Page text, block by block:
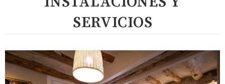
SERVICIOS